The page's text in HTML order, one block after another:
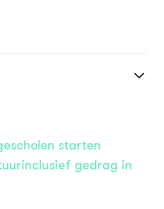
starten
gedrag in